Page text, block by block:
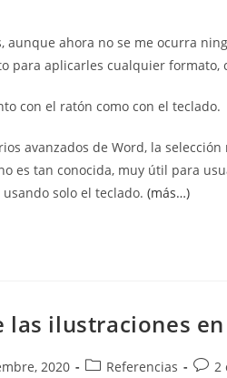
entrada:
aunque ahora no se me ocurra
para aplicarles cualquier formato,
con el ratón como con el teclado.
avanzados de Word, la
es tan conocida, muy útil para
solo el teclado. (más…)
ilustraciones
2020
Categoría
Referencias 2